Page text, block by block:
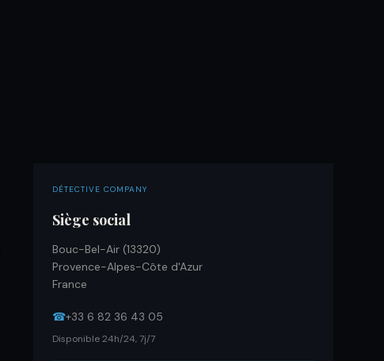
DÉTECTIVE COMPANY
Siège social
Bouc-Bel-Air (13320)
Provence-Alpes-Côte d'Azur
France
☎+33 6 82 36 43 05
Disponible 24h/24, 7j/7